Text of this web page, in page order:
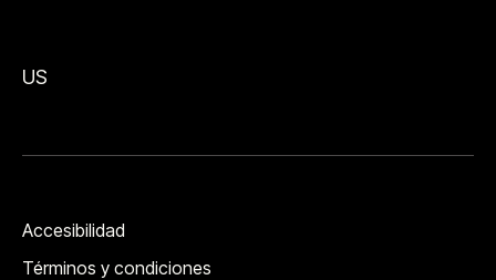
US
Accesibilidad
Términos y condiciones